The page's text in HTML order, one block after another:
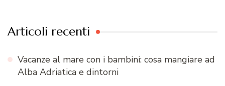
Articoli recenti
Vacanze al mare con i bambini: cosa mangiare ad
Alba Adriatica e dintorni